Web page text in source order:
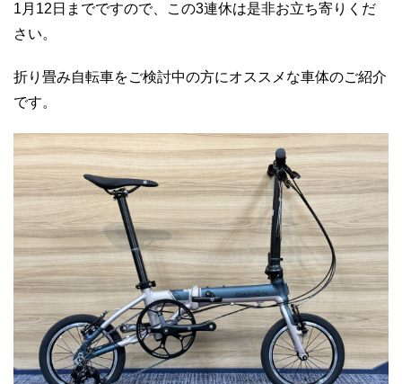
1月12日までですので、この3連休は是非お立ち寄りくだ
さい。
折り畳み自転車をご検討中の方にオススメな車体のご紹介
です。